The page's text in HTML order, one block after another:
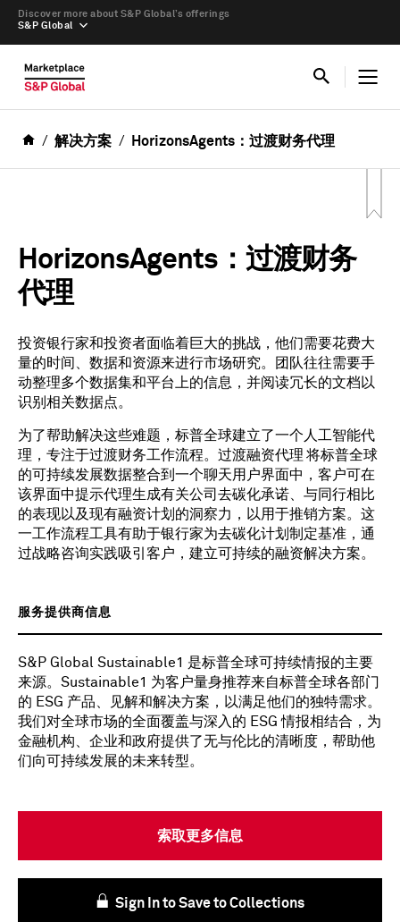
S&P Global
Discover more about S&P Global’s offerings
解决方案 HorizonsAgents：过渡财务代理
HorizonsAgents：过渡财务
代理
投资银行家和投资者面临着巨大的挑战，他们需要花费大
量的时间、数据和资源来进行市场研究。团队往往需要手
动整理多个数据集和平台上的信息，并阅读冗长的文档以
识别相关数据点。
为了帮助解决这些难题，标普全球建立了一个人工智能代
理，专注于过渡财务工作流程。过渡融资代理 将标普全球
的可持续发展数据整合到一个聊天用户界面中，客户可在
该界面中提示代理生成有关公司去碳化承诺、与同行相比
的表现以及现有融资计划的洞察力，以用于推销方案。这
一工作流程工具有助于银行家为去碳化计划制定基准，通
过战略咨询实践吸引客户，建立可持续的融资解决方案。
服务提供商信息
S&P Global Sustainable1 是标普全球可持续情报的主要
来源。Sustainable1 为客户量身推荐来自标普全球各部门
的 ESG 产品、见解和解决方案，以满足他们的独特需求。
我们对全球市场的全面覆盖与深入的 ESG 情报相结合，为
金融机构、企业和政府提供了无与伦比的清晰度，帮助他
们向可持续发展的未来转型。
索取更多信息
Sign In to Save to Collections